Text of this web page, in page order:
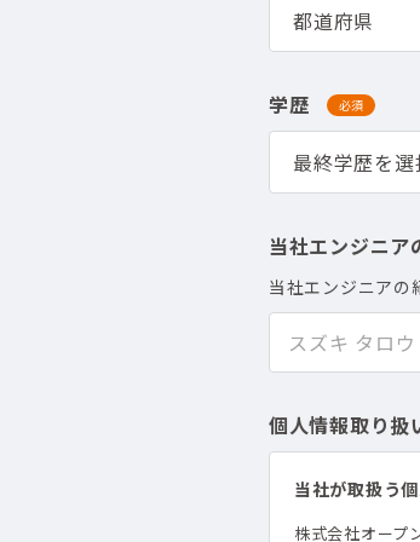
学歴 必須
当社エンジニア
当社エンジニアの
個人情報取り扱
当社が取扱う
株式会社オープ